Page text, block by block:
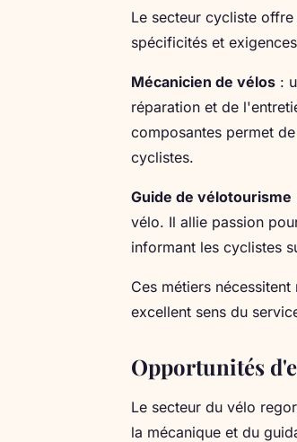
Le secteur cycliste
spécificités et
Mécanicien de vélos :
réparation et de
composantes permet
cyclistes.
Guide de vélotourisme
vélo. Il allie passion
informant les cyclistes
Ces métiers
excellent sens du
Opportunités
Le secteur du vélo
la mécanique et du